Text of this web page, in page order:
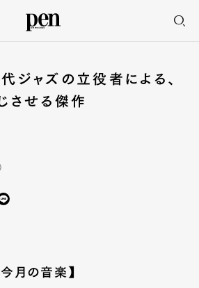
ジャズの立役者による、
させる傑作
月の音楽】